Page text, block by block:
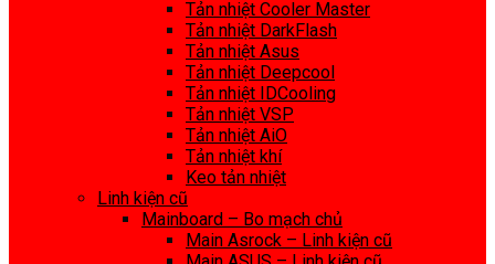
Tản nhiệt Cooler Master
Tản nhiệt DarkFlash
Tản nhiệt Asus
Tản nhiệt Deepcool
Tản nhiệt IDCooling
Tản nhiệt VSP
Tản nhiệt AiO
Tản nhiệt khí
Keo tản nhiệt
Linh kiện cũ
Mainboard – Bo mạch chủ
Main Asrock – Linh kiện cũ